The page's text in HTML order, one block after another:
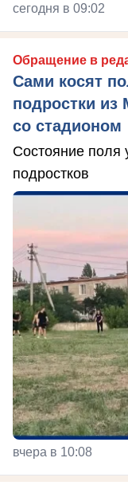
сегодня в 09:02
Обращение в
Сами косят
подростки из
со стадионом
Состояние
подростков
вчера в 10:08